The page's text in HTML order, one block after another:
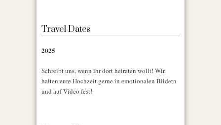
Travel Dates
2025
Schreibt uns, wenn ihr dort heiraten wollt! Wir
halten eure Hochzeit gerne in emotionalen Bildern
und auf Video fest!